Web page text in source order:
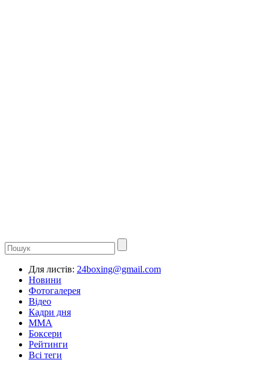
Для листів: 24boxing@gmail.com
Новини
Фотогалерея
Відео
Кадри дня
ММА
Боксери
Рейтинги
Всі теги